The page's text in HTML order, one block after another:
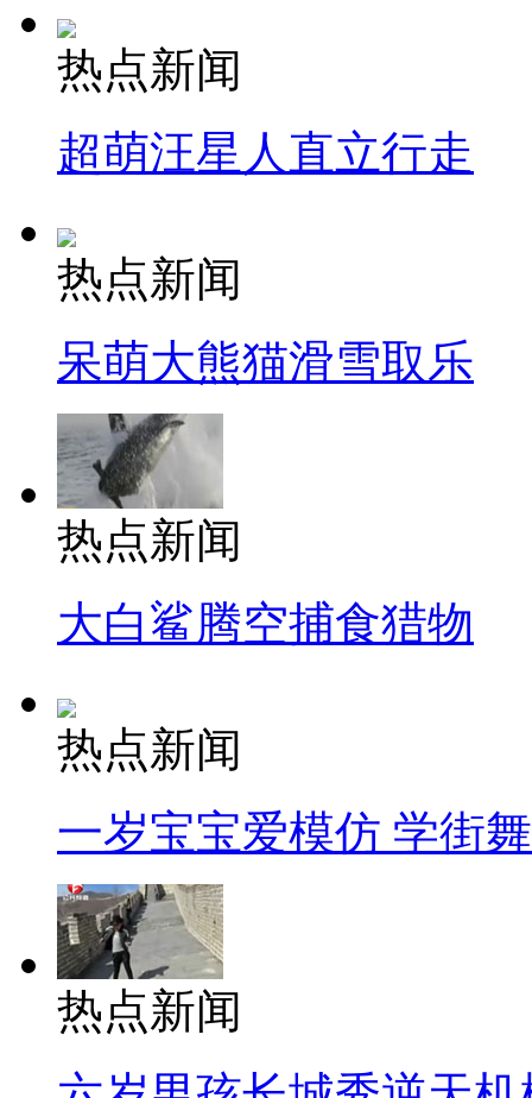
热点新闻
超萌汪星人直立行走
热点新闻
呆萌大熊猫滑雪取乐
热点新闻
大白鲨腾空捕食猎物
热点新闻
一岁宝宝爱模仿 学街
热点新闻